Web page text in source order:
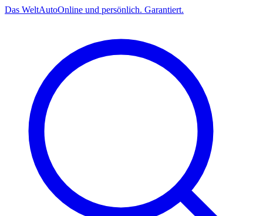
Das WeltAutoOnline und persönlich. Garantiert.